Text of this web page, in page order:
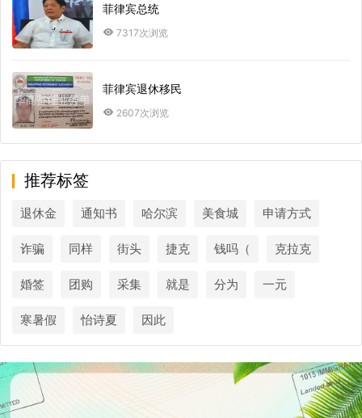
菲律宾总统
7317次浏览
菲律宾退休移民
2607次浏览
推荐标签
退休金 通知书 哈尔滨 美食城 申请方式
诈骗 同样 街头 捷克 钱吗（ 克拉克
婚签 团购 采集 就是 分为 一元
寒暑假 怡诗夏 因此